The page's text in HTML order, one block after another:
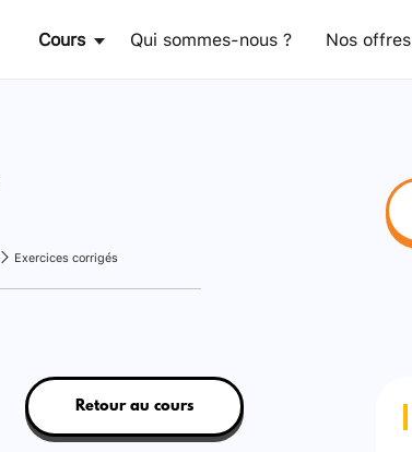
Cours Qui sommes-nous ? Nos offres
Exercices corrigés
Retour au cours